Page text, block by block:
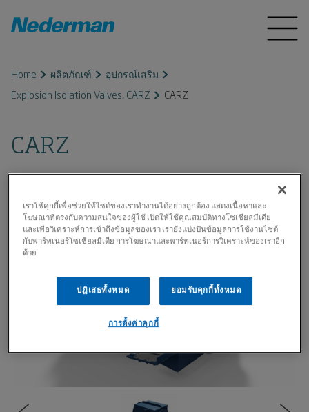
Home ผลิตภัณฑ์
อุปกรณ์เสริม
Explosion Isolation Valves, CARZ
CARZ
CARZ
เราใช้คุกกี้เพื่อช่วยให้ไซต์ของเราทำงานได้อย่างถูกต้อง แสดงเนื้อหาและ
โฆษณาที่ตรงกับความสนใจของผู้ใช้ เปิดให้ใช้คุณสมบัติทางโซเชียลมีเดีย
และเพื่อวิเคราะห์การเข้าถึงข้อมูลของเรา เรายังแบ่งปันข้อมูลการใช้งานไซต์
กับพาร์ทเนอร์โซเชียลมีเดีย การโฆษณาและพาร์ทเนอร์การวิเคราะห์ของเราอีก
ด้วย
ปฏิเสธทั้งหมด ยอมรับคุกกี้ทั้งหมด
การตั้งค่าคุกกี้